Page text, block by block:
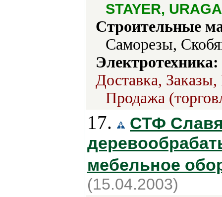
STAYER,
Строительные
Саморезы,
Электротехника:
Доставка,
Продажа
17.
СТФ
мебельное
(15.04.2003)